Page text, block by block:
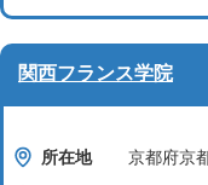
関西フランス学院
所在地
京都府京